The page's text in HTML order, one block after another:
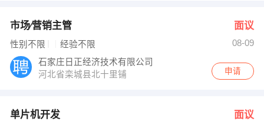
市场∕营销主管 面议
性别不限 经验不限
08-09
石家庄日正经济技术有限公司
河北省栾城县北十里铺
申请
单片机开发 面议